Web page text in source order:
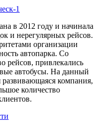
в 2012 году и начинала
и нерегулярных рейсов.
организации
автопарка. Со
рейсов, привлекались
автобусы. На данный
компания,
количество